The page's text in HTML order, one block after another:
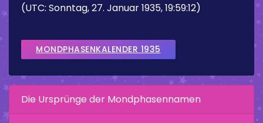
(UTC: Sonntag, 27. Januar 1935, 19:59:12)
MONDPHASENKALENDER 1935
Die Ursprünge der Mondphasennamen